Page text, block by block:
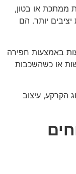
ממתכת או בטון,
יותר. הם
באמצעות חפירה
או כשהשכבות
הקרקע, עיצוב